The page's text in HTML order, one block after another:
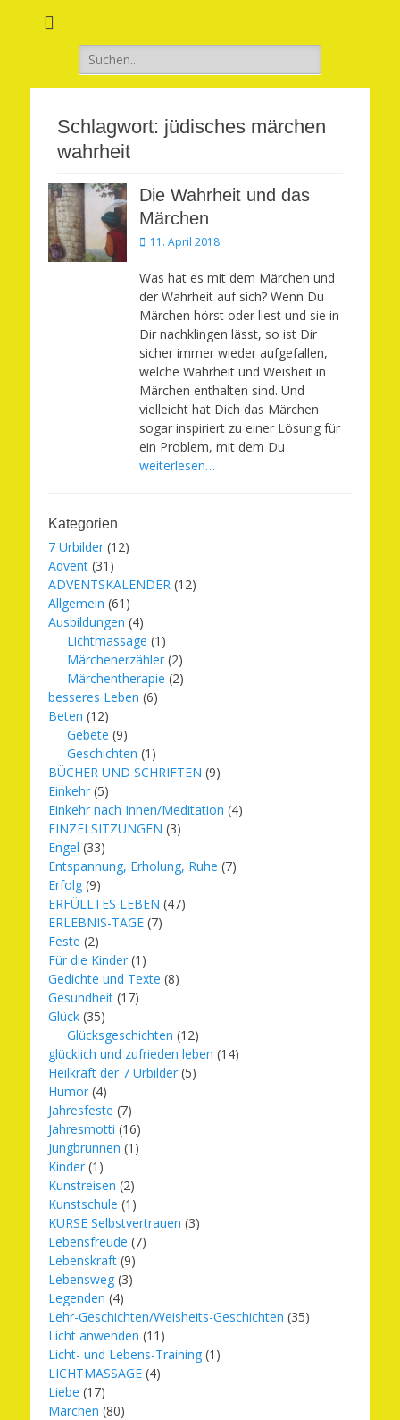
Suchen
nach:
Schlagwort: jüdisches märchen
wahrheit
Die Wahrheit und das
Märchen
Veröffentlicht
11. April 2018
Was hat es mit dem Märchen und
der Wahrheit auf sich? Wenn Du
Märchen hörst oder liest und sie in
Dir nachklingen lässt, so ist Dir
sicher immer wieder aufgefallen,
welche Wahrheit und Weisheit in
Märchen enthalten sind. Und
vielleicht hat Dich das Märchen
sogar inspiriert zu einer Lösung für
ein Problem, mit dem Du
weiterlesen…
Kategorien
7 Urbilder (12)
Advent (31)
ADVENTSKALENDER (12)
Allgemein (61)
Ausbildungen (4)
Lichtmassage (1)
Märchenerzähler (2)
Märchentherapie (2)
besseres Leben (6)
Beten (12)
Gebete (9)
Geschichten (1)
BÜCHER UND SCHRIFTEN (9)
Einkehr (5)
Einkehr nach Innen/Meditation (4)
EINZELSITZUNGEN (3)
Engel (33)
Entspannung, Erholung, Ruhe (7)
Erfolg (9)
ERFÜLLTES LEBEN (47)
ERLEBNIS-TAGE (7)
Feste (2)
Für die Kinder (1)
Gedichte und Texte (8)
Gesundheit (17)
Glück (35)
Glücksgeschichten (12)
glücklich und zufrieden leben (14)
Heilkraft der 7 Urbilder (5)
Humor (4)
Jahresfeste (7)
Jahresmotti (16)
Jungbrunnen (1)
Kinder (1)
Kunstreisen (2)
Kunstschule (1)
KURSE Selbstvertrauen (3)
Lebensfreude (7)
Lebenskraft (9)
Lebensweg (3)
Legenden (4)
Lehr-Geschichten/Weisheits-Geschichten (35)
Licht anwenden (11)
Licht- und Lebens-Training (1)
LICHTMASSAGE (4)
Liebe (17)
Märchen (80)